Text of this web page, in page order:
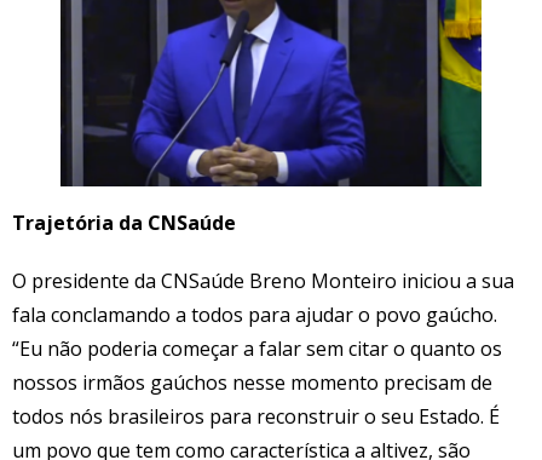
Trajetória da CNSaúde
O presidente da CNSaúde Breno Monteiro iniciou a sua
fala conclamando a todos para ajudar o povo gaúcho.
“Eu não poderia começar a falar sem citar o quanto os
nossos irmãos gaúchos nesse momento precisam de
todos nós brasileiros para reconstruir o seu Estado. É
um povo que tem como característica a altivez, são